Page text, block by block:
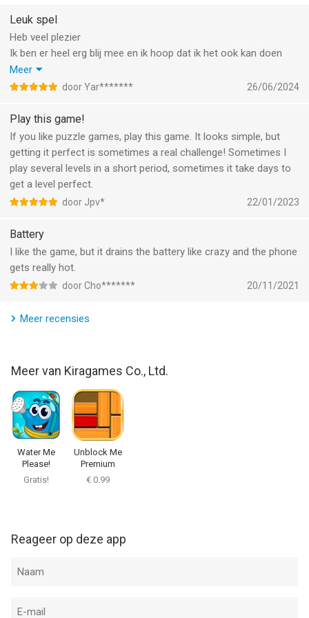
OFFLINE. The game progress will sync as soon as the device is
online again.
--
Unblock Me van Kiragames Co., Ltd. is een app voor iPhone,
bevonden voor gebruikers met leeftijden vanaf
Informatie voor Unblock Meis het laatst vergeleken op 10 Aug
om 02:42.
This feature is completely optional and helps support the game
development while giving you extra rewards.
We sincerely appreciate your support and feedback.
Catch us on Facebook: Kiragames.
support@kiragames.com
Leuk spel
Heb veel plezier
Ik ben er heel erg blij mee en ik hoop dat ik het ook kan doen
voor
Leuk spel
Krijg van mij ook vijf sterren en een hele leuke dag met dit spel
Meer
door Yar******* 26/06/2024
Play this game!
If you like puzzle games, play this game. It looks simple, but
getting it perfect is sometimes a real challenge! Sometimes I
play several levels in a short period, sometimes it take days to
get a level perfect.
door Jpv* 22/01/2023
Battery
I like the game, but it drains the battery like crazy and the phone
gets really hot.
door Cho******* 20/11/2021
Meer recensies
Meer van Kiragames Co., Ltd.
Water Me
Please!
Gratis!
Unblock Me
Premium
€ 0.99
Reageer op deze app